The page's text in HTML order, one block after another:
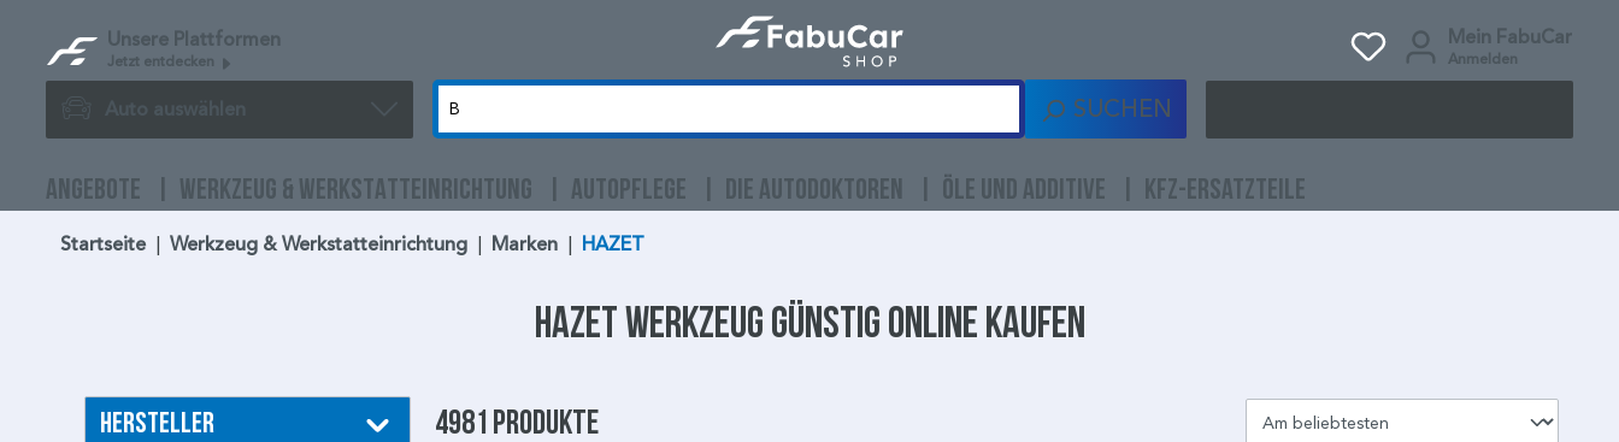
Unsere Plattformen
Jetzt entdecken
Mein FabuCar
Anmelden
Auto auswählen SUCHEN
ANGEBOTE WERKZEUG & WERKSTATTEINRICHTUNG AUTOPFLEGE DIE AUTODOKTOREN ÖLE UND ADDITIVE KFZ-ERSATZTEILE
Startseite Werkzeug & Werkstatteinrichtung Marken HAZET
HAZETWerkzeug günstig online kaufen
Hersteller 4981 Produkte